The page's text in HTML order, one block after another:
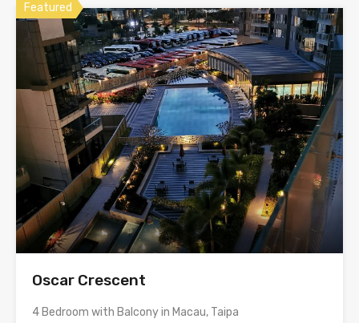
Featured
Oscar Crescent
4 Bedroom with Balcony in Macau, Taipa